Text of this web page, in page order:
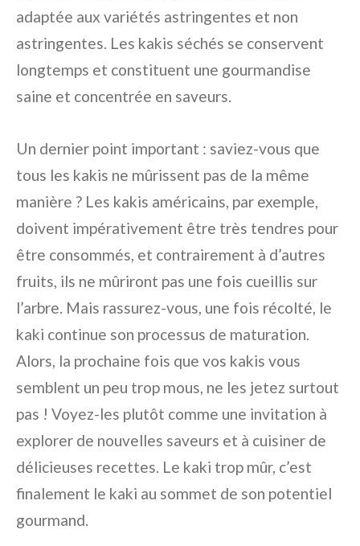
adaptée aux variétés astringentes et non
astringentes. Les kakis séchés se conservent
longtemps et constituent une gourmandise
saine et concentrée en saveurs.
Un dernier point important : saviez-vous que
tous les kakis ne mûrissent pas de la même
manière ? Les kakis américains, par exemple,
doivent impérativement être très tendres pour
être consommés, et contrairement à d’autres
fruits, ils ne mûriront pas une fois cueillis sur
l’arbre. Mais rassurez-vous, une fois récolté, le
kaki continue son processus de maturation.
Alors, la prochaine fois que vos kakis vous
semblent un peu trop mous, ne les jetez surtout
pas ! Voyez-les plutôt comme une invitation à
explorer de nouvelles saveurs et à cuisiner de
délicieuses recettes. Le kaki trop mûr, c’est
finalement le kaki au sommet de son potentiel
gourmand.